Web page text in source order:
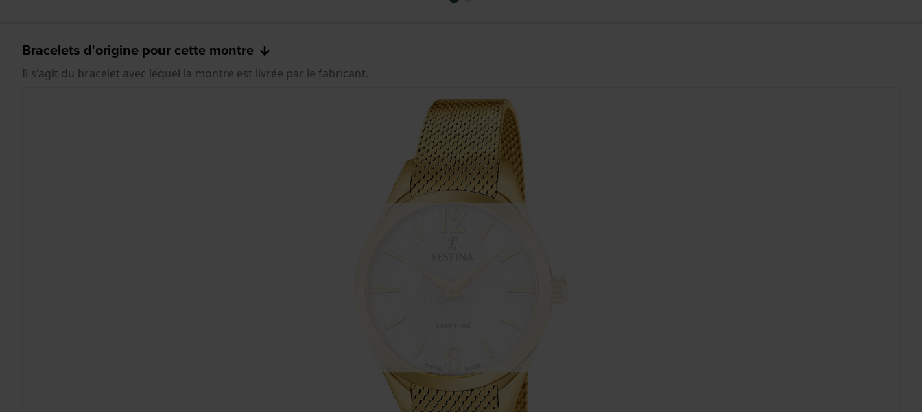
Bracelets d'origine pour cette montre
Il s'agit du bracelet avec lequel la montre est livrée par le fabricant.